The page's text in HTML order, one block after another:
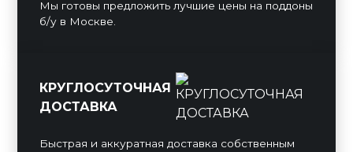
Мы готовы предложить лучшие цены на поддоны
б/у в Москве.
КРУГЛОСУТОЧНАЯ
ДОСТАВКА
Быстрая и аккуратная доставка собственным